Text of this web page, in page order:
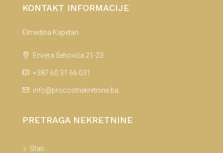
KONTAKT INFORMACIJE
Elmedina Kapetan
Envera Šehovića 21-23
+387 60 31 66 031
info@procostnekretnine.ba
PRETRAGA NEKRETNINE
Stan